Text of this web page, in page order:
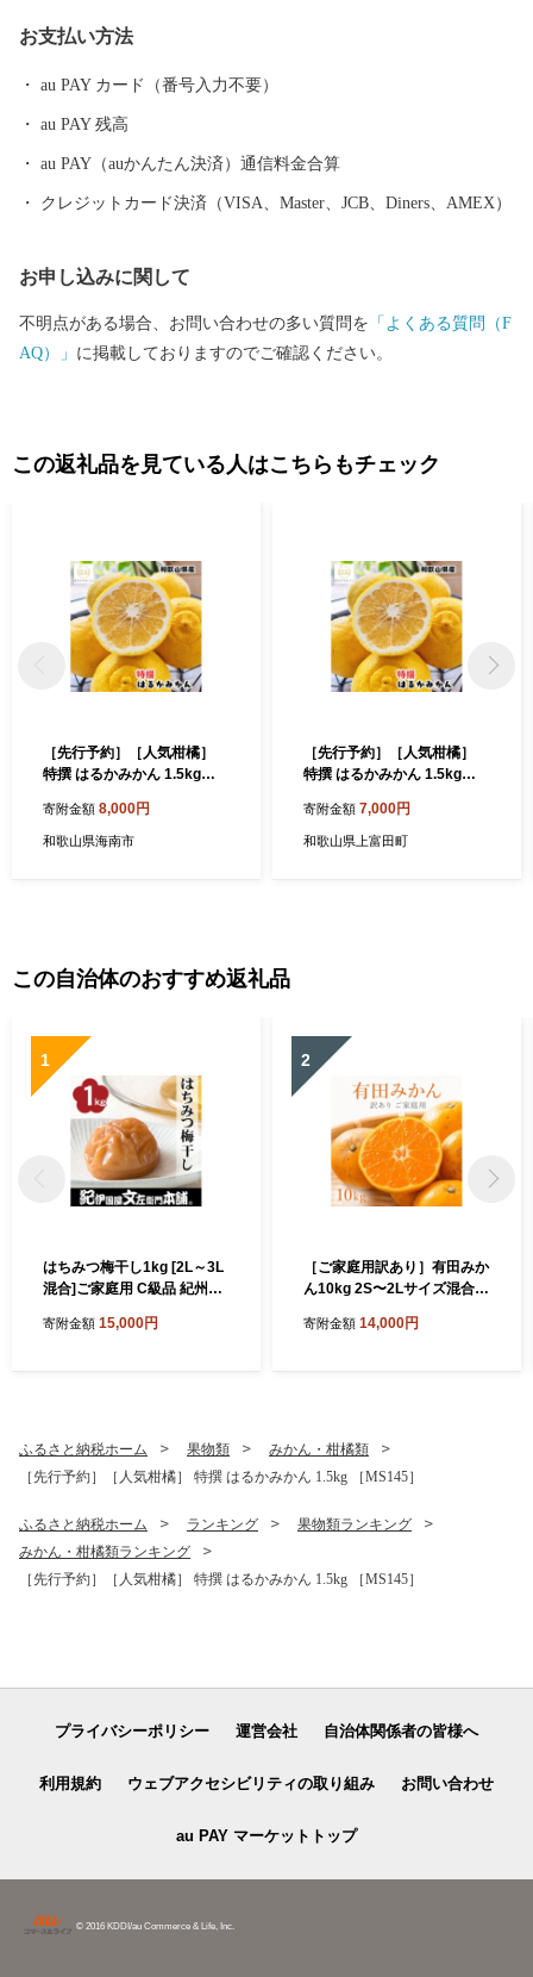
ぐろとは、捕獲後、冷凍でなく冷蔵（生）で運ばれたまぐろのこ
県内一で、温泉宿も日帰り温泉もたくさん。 おだやかな太平洋を
眺めながら、ゆったり、ほっこりしてみませんか？
お支払い方法
au PAY カード（番号入力不要）
au PAY 残高
au PAY（auかんたん決済）通信料金合算
クレジットカード決済（VISA、Master、JCB、Diners、AMEX）
お申し込みに関して
不明点がある場合、お問い合わせの多い質問を 「よくある質問（F
AQ）」 に掲載しておりますのでご確認ください。
この返礼品を見ている人はこちらもチェック
［先行予約］［人気柑橘］
特撰 はるかみかん 1.5kg
寄附金額 8,000円
和歌山県海南市
［先行予約］［人気柑橘］
特撰 はるかみかん 1.5kg
寄附金額 7,000円
和歌山県上富田町
この自治体のおすすめ返礼品
1
はちみつ梅干し1kg [2L～3L
混合]ご家庭用 C級品 紀州南
衛門本舗 ［TC27］
寄附金額 15,000円
2
［ご家庭用訳あり］有田みか
ん10kg 2S〜2Lサイズ混合
寄附金額 14,000円
ふるさと納税ホーム 果物類
みかん・柑橘類
［先行予約］［人気柑橘］ 特撰 はるかみかん 1.5kg ［MS145］
ふるさと納税ホーム ランキング
果物類ランキング
みかん・柑橘類ランキング
［先行予約］［人気柑橘］ 特撰 はるかみかん 1.5kg ［MS145］
プライバシーポリシー 運営会社 自治体関係者の皆様へ
利用規約 ウェブアクセシビリティの取り組み お問い合わせ
au PAY マーケットトップ
© 2016 KDDI/au Commerce & Life, Inc.